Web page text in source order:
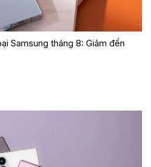
Samsung tháng 8: Giảm đến